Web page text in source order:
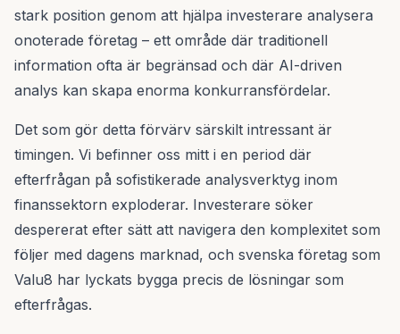
stark position genom att hjälpa investerare analysera
onoterade företag – ett område där traditionell
information ofta är begränsad och där AI-driven
analys kan skapa enorma konkurransfördelar.
Det som gör detta förvärv särskilt intressant är
timingen. Vi befinner oss mitt i en period där
efterfrågan på sofistikerade analysverktyg inom
finanssektorn exploderar. Investerare söker
despererat efter sätt att navigera den komplexitet som
följer med dagens marknad, och svenska företag som
Valu8 har lyckats bygga precis de lösningar som
efterfrågas.